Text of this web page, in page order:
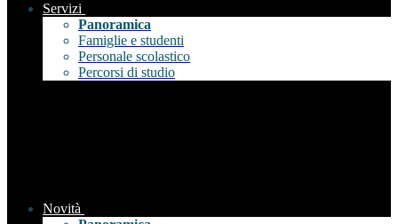
Servizi
Panoramica
Famiglie e studenti
Personale scolastico
Percorsi di studio
Novità